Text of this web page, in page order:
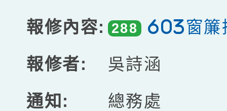
288 603窗簾
吳詩涵
總務處